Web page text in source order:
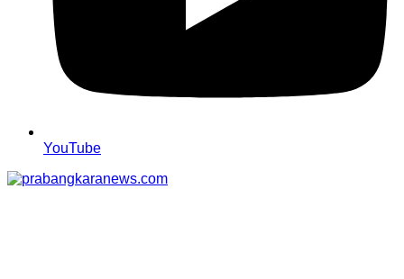
YouTube